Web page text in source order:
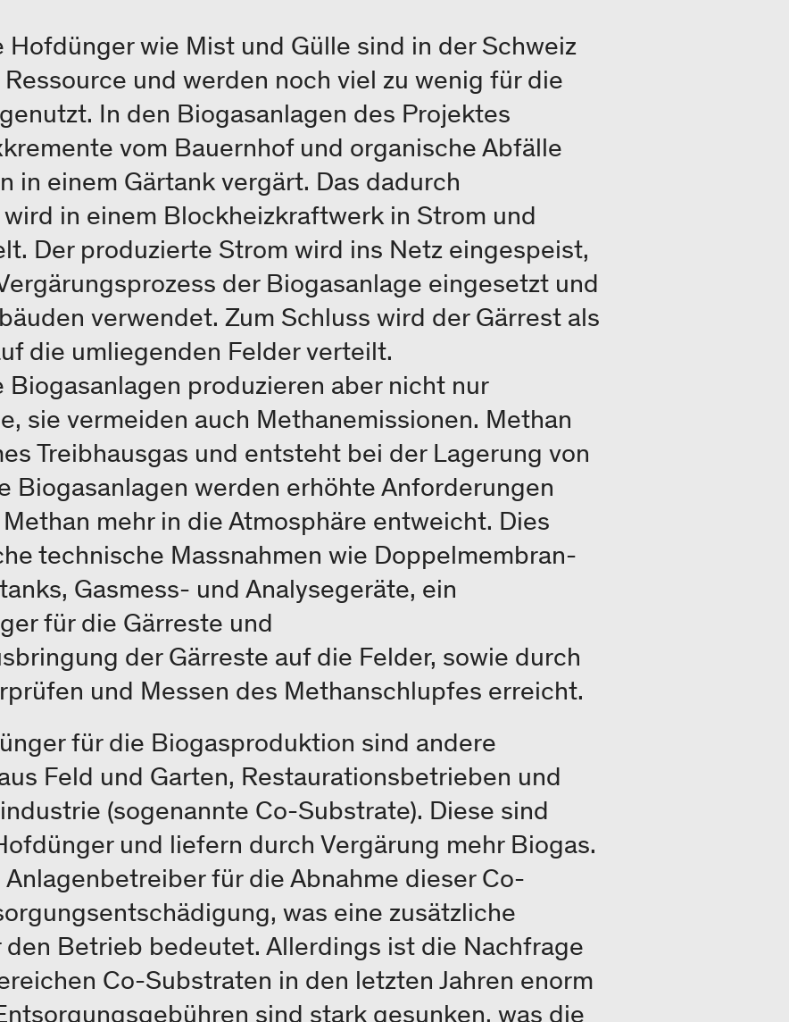
wie Mist und Gülle sind in der Schweiz
und werden noch viel zu wenig für die
In den Biogasanlagen des Projektes
vom Bauernhof und organische Abfälle
in einem Gärtank vergärt. Das dadurch
in einem Blockheizkraftwerk in Strom und
Der produzierte Strom wird ins Netz eingespeist,
der Biogasanlage eingesetzt und
verwendet. Zum Schluss wird der Gärrest als
die umliegenden Felder verteilt.
produzieren aber nicht nur
sie vermeiden auch Methanemissionen. Methan
Treibhausgas und entsteht bei der Lagerung von
Biogasanlagen werden erhöhte Anforderungen
mehr in die Atmosphäre entweicht. Dies
technische Massnahmen wie Doppelmembran-
Gasmess- und Analysegeräte, ein
für die Gärreste und
der Gärreste auf die Felder, sowie durch
und Messen des Methanschlupfes erreicht.
für die Biogasproduktion sind andere
Feld und Garten, Restaurationsbetrieben und
(sogenannte Co-Substrate). Diese sind
und liefern durch Vergärung mehr Biogas.
für die Abnahme dieser Co-
was eine zusätzliche
den Betrieb bedeutet. Allerdings ist die Nachfrage
Co-Substraten in den letzten Jahren enorm
sind stark gesunken, was die